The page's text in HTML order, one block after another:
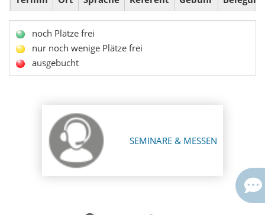
noch Plätze frei
nur noch wenige Plätze frei
ausgebucht
SEMINARE & MESSEN